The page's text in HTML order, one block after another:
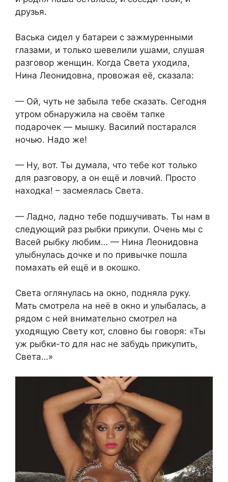
друзья.
Васька сидел у батареи с зажмуренными
глазами, и только шевелили ушами, слушая
разговор женщин. Когда Света уходила,
Нина Леонидовна, провожая её, сказала:
— Ой, чуть не забыла тебе сказать. Сегодня
утром обнаружила на своём тапке
подарочек — мышку. Василий постарался
ночью. Надо же!
— Ну, вот. Ты думала, что тебе кот только
для разговору, а он ещё и ловчий. Просто
находка! – засмеялась Света.
— Ладно, ладно тебе подшучивать. Ты нам в
следующий раз рыбки прикупи. Очень мы с
Васей рыбку любим… — Нина Леонидовна
улыбнулась дочке и по привычке пошла
помахать ей ещё и в окошко.
Света оглянулась на окно, подняла руку.
Мать смотрела на неё в окно и улыбалась, а
рядом с ней внимательно смотрел на
уходящую Свету кот, словно бы говоря: «Ты
уж рыбки-то для нас не забудь прикупить,
Света…»